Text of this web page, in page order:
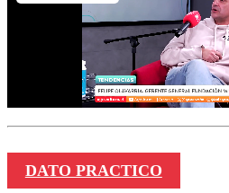
DATO PRACTICO